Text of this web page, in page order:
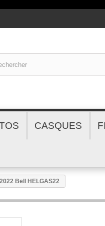
CASQUES
Bell HELGAS22